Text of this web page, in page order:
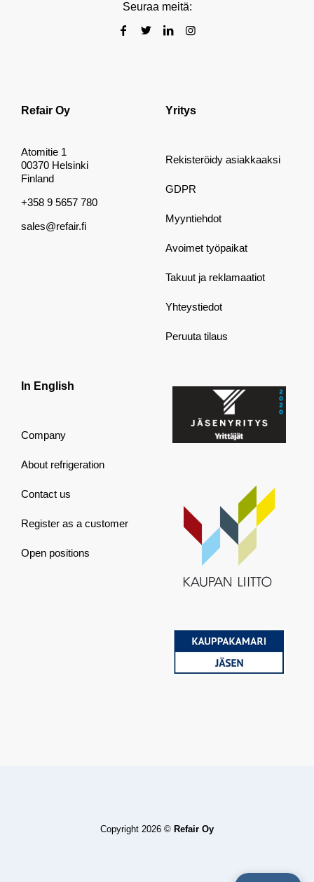
Seuraa meitä:
Refair Oy
Atomitie 1
00370 Helsinki
Finland
+358 9 5657 780
sales@refair.fi
Yritys
Rekisteröidy asiakkaaksi
GDPR
Myyntiehdot
Avoimet työpaikat
Takuut ja reklamaatiot
Yhteystiedot
Peruuta tilaus
In English
Company
About refrigeration
Contact us
Register as a customer
Open positions
Copyright 2026 © Refair Oy